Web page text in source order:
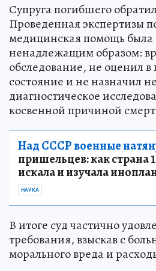
Супруга погибшего
Проведенная экспертизы
медицинская помощь
ненадлежащим образом:
обследование, не оценил
состояние и не назначил
диагностическое
косвенной причиной
Над СССР военные
пришельцев: как страна
искала и изучала
НАУКА
В итоге суд частично
требования, взыскав с
морального вреда и